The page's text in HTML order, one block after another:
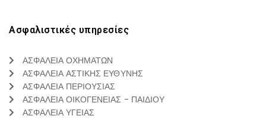
Ασφαλιστικές υπηρεσίες
ΑΣΦΑΛΕΙΑ ΟΧΗΜΑΤΩΝ
ΑΣΦΑΛΕΙΑ ΑΣΤΙΚΗΣ ΕΥΘΥΝΗΣ
ΑΣΦΑΛΕΙΑ ΠΕΡΙΟΥΣΙΑΣ
ΑΣΦΑΛΕΙΑ ΟΙΚΟΓΕΝΕΙΑΣ - ΠΑΙΔΙΟΥ
ΑΣΦΑΛΕΙΑ ΥΓΕΙΑΣ